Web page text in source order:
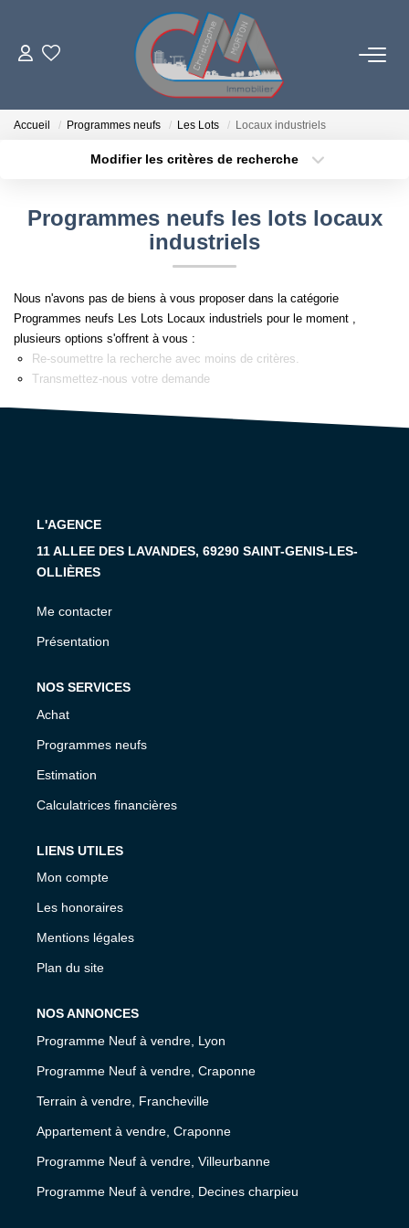
06 73 84 29 22
PROGRAMMES NEUFS
L'AGENCE
Accueil Programmes neufs Les Lots Locaux industriels
Modifier les critères de recherche
Surface min Budget max
Programmes neufs les lots locaux
industriels
Nous n'avons pas de biens à vous proposer dans la catégorie
Programmes neufs Les Lots Locaux industriels pour le moment ,
plusieurs options s'offrent à vous :
Re-soumettre la recherche avec moins de critères.
Transmettez-nous votre demande
L'AGENCE
11 ALLEE DES LAVANDES, 69290 SAINT-GENIS-LES-
OLLIÈRES
Me contacter
Présentation
NOS SERVICES
Achat
Programmes neufs
Estimation
Calculatrices financières
LIENS UTILES
Mon compte
Les honoraires
Mentions légales
Plan du site
NOS ANNONCES
Programme Neuf à vendre, Lyon
Programme Neuf à vendre, Craponne
Terrain à vendre, Francheville
Appartement à vendre, Craponne
Programme Neuf à vendre, Villeurbanne
Programme Neuf à vendre, Decines charpieu